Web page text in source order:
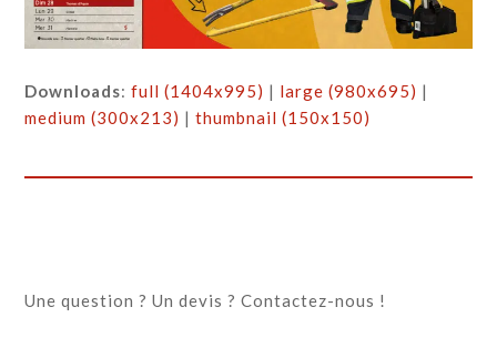
Downloads:full (1404x995) | large (980x695) |
medium (300x213) |thumbnail (150x150)
Une question ? Un devis ? Contactez-nous !